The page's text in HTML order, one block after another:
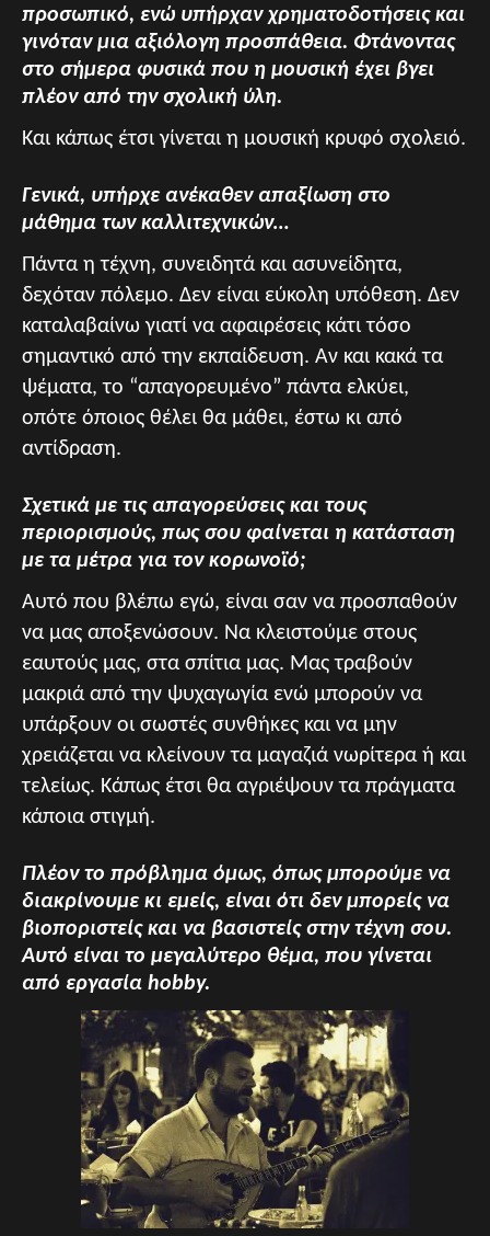
προσωπικό, ενώ υπήρχαν χρηματοδοτήσεις και
γινόταν μια αξιόλογη προσπάθεια. Φτάνοντας
στο σήμερα φυσικά που η μουσική έχει βγει
πλέον από την σχολική ύλη.
Και κάπως έτσι γίνεται η μουσική κρυφό σχολειό.
Γενικά, υπήρχε ανέκαθεν απαξίωση στο
μάθημα των καλλιτεχνικών…
Πάντα η τέχνη, συνειδητά και ασυνείδητα,
δεχόταν πόλεμο. Δεν είναι εύκολη υπόθεση. Δεν
καταλαβαίνω γιατί να αφαιρέσεις κάτι τόσο
σημαντικό από την εκπαίδευση. Αν και κακά τα
ψέματα, το “απαγορευμένο” πάντα ελκύει,
οπότε όποιος θέλει θα μάθει, έστω κι από
αντίδραση.
Σχετικά με τις απαγορεύσεις και τους
περιορισμούς, πως σου φαίνεται η κατάσταση
με τα μέτρα για τον κορωνοϊό;
Αυτό που βλέπω εγώ, είναι σαν να προσπαθούν
να μας αποξενώσουν. Να κλειστούμε στους
εαυτούς μας, στα σπίτια μας. Μας τραβούν
μακριά από την ψυχαγωγία ενώ μπορούν να
υπάρξουν οι σωστές συνθήκες και να μην
χρειάζεται να κλείνουν τα μαγαζιά νωρίτερα ή και
τελείως. Κάπως έτσι θα αγριέψουν τα πράγματα
κάποια στιγμή.
Πλέον το πρόβλημα όμως, όπως μπορούμε να
διακρίνουμε κι εμείς, είναι ότι δεν μπορείς να
βιοποριστείς και να βασιστείς στην τέχνη σου.
Αυτό είναι το μεγαλύτερο θέμα, που γίνεται
από εργασία hobby.